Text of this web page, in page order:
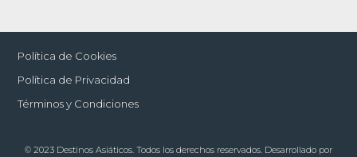
Política de Cookies
Política de Privacidad
Términos y Condiciones
© 2023 Destinos Asiáticos. Todos los derechos reservados. Desarrollado por